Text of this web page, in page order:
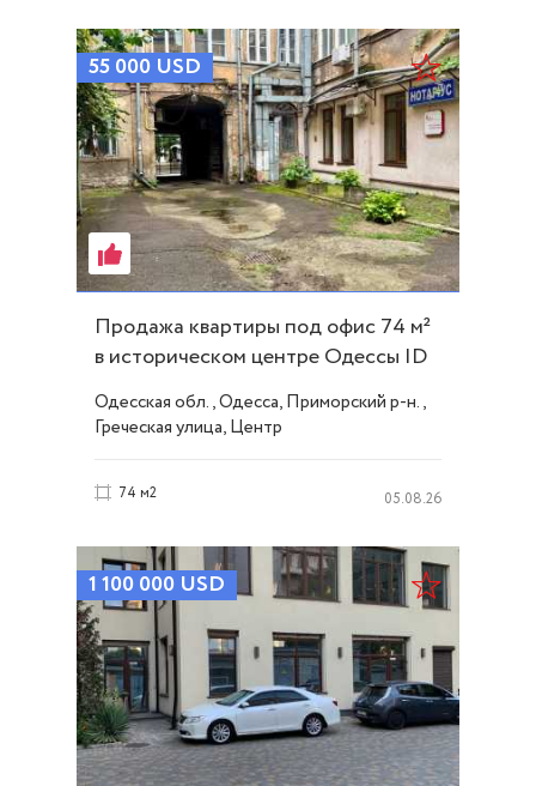
55 000 USD
Продажа квартиры под офис 74 м²
в историческом центре Одессы ID
54360
Одесская обл., Одесса, Приморский р-н.,
Греческая улица, Центр
74 м2 05.08.26
1 100 000 USD